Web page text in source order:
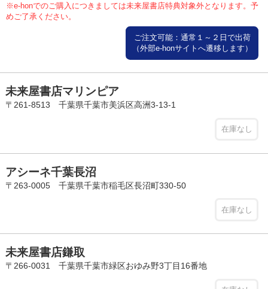
※e-honでのご購入につきましては未来屋書店特典対象外となります。予
めご了承ください。
ご注文可能：通常１～２日で出荷
（外部e-honサイトへ遷移します）
未来屋書店マリンピア
〒261-8513 千葉県千葉市美浜区高洲3-13-1
在庫なし
アシーネ千葉長沼
〒263-0005 千葉県千葉市稲毛区長沼町330-50
在庫なし
未来屋書店鎌取
〒266-0031 千葉県千葉市緑区おゆみ野3丁目16番地